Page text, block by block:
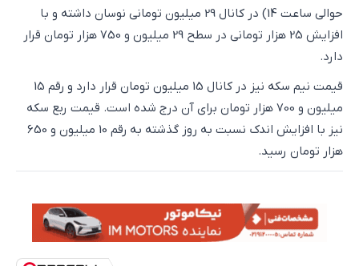
حوالی ساعت 14) در کانال 29 میلیون تومانی نوسان داشته و با
افزایش 25 هزار تومانی در سطح 29 میلیون و 750 هزار تومان قرار
دارد.
قیمت نیم سکه نیز در کانال 15 میلیون تومان قرار دارد و رقم 15
میلیون و 700 هزار تومان برای آن درج شده است. قیمت ربع سکه
نیز با افزایش اندک نسبت به روز گذشته به رقم 10 میلیون و 650
هزار تومان رسید.